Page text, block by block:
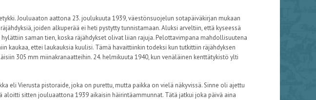
Jouluaaton aattona 23. joulukuuta 1939, väestönsuojelun sotapäiväkirjan mukaan
joiden alkuperää ei heti pystytty tunnistamaan. Aluksi arveltiin, että kyseessä
saman tien, koska räjähdykset olivat liian rajuja. Pelottavimpana mahdollisuutena
kaukaa, ettei laukauksia kuulisi. Tämä havaittiinkin todeksi kun tutkittiin räjähdyksen
305 mm miinakranaatteihin. 24. helmikuuta 1940, kun venäläinen kenttätykistö ylti
eli Vierusta pistoraide, joka on purettu, mutta paikka on vielä näkyvissä. Sinne oli ajettu
sitten jouluaattona 1939 aikaisin häirintäammunnat. Tätä jatkui joka päivä aina